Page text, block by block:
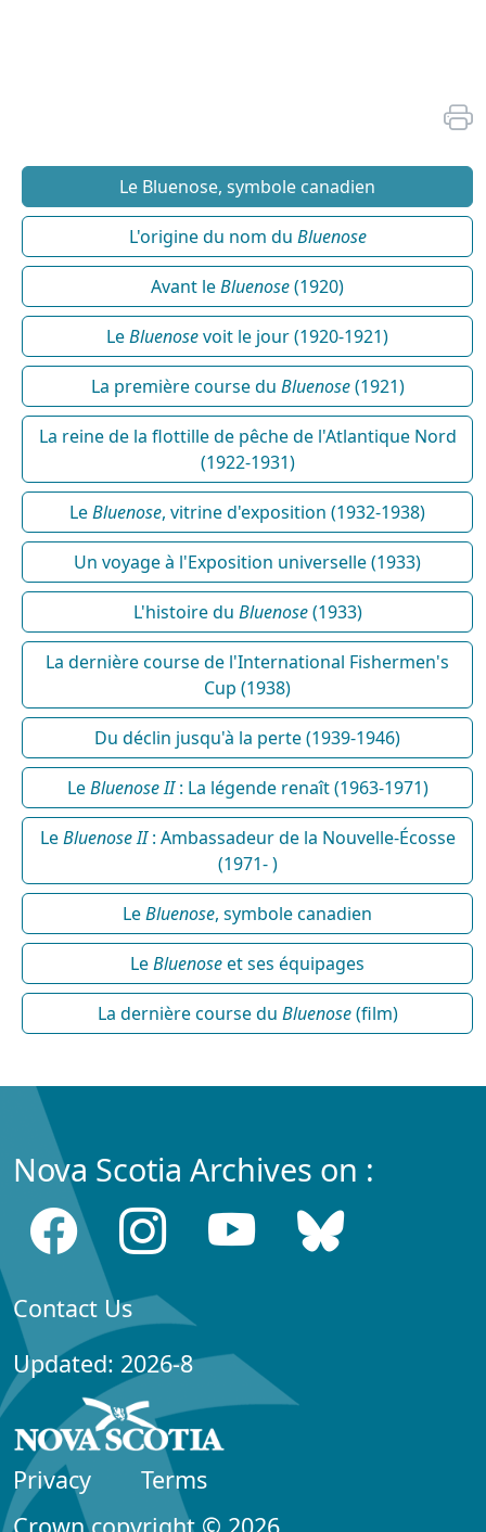
Le Bluenose, symbole canadien
L'origine du nom du Bluenose
Avant leBluenose(1920)
LeBluenosevoit le jour (1920-1921)
La première course du Bluenose(1921)
La reine de la flottille de pêche de l'Atlantique Nord
(1922-1931)
LeBluenose, vitrine d'exposition (1932-1938)
Un voyage à l'Exposition universelle (1933)
L'histoire du Bluenose(1933)
La dernière course de l'International Fishermen's
Cup (1938)
Du déclin jusqu'à la perte (1939-1946)
LeBluenose II: La légende renaît (1963-1971)
LeBluenose II: Ambassadeur de la Nouvelle-Écosse
(1971- )
LeBluenose, symbole canadien
LeBluenoseet ses équipages
La dernière course du Bluenose(film)
Nova Scotia Archives on :
Contact Us
Updated: 2026-8
Privacy
Terms